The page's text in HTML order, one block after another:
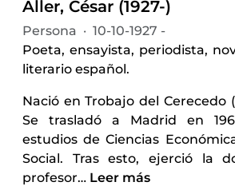
Aller, César (1927-)
Persona · 10-10-1927 -
Poeta, ensayista, periodista,
literario español.
Nació en Trobajo del Cerecedo
Se trasladó a Madrid en
estudios de Ciencias
Social. Tras esto, ejerció la
profesor… Leer más